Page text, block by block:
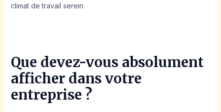
climat de travail serein.
Que devez-vous absolument
afficher dans votre
entreprise ?